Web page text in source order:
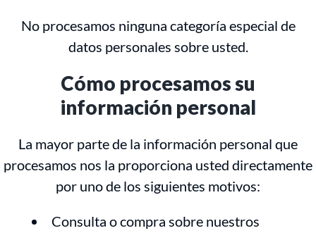
No procesamos ninguna categoría especial de
datos personales sobre usted.
Cómo procesamos su
información personal
La mayor parte de la información personal que
procesamos nos la proporciona usted directamente
por uno de los siguientes motivos:
Consulta o compra sobre nuestros